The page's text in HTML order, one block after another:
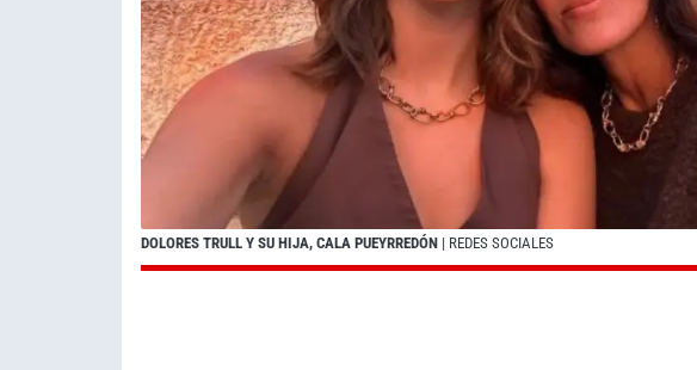
DOLORES TRULL Y SU HIJA, CALA PUEYRREDÓN | REDES SOCIALES